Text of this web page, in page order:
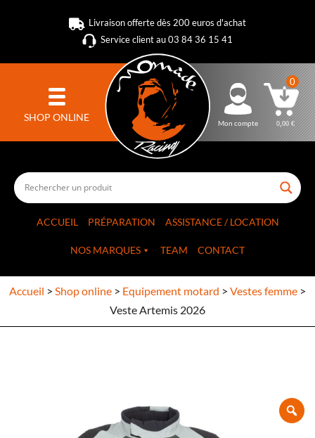
Livraison offerte dès 200 euros d'achat
Service client au 03 84 36 15 41
SHOP ONLINE Mon compte
0
0,00€
ACCUEIL PRÉPARATION ASSISTANCE / LOCATION
NOS MARQUES TEAM CONTACT
Accueil > Shop online > Equipement motard > Vestes femme >
Veste Artemis 2026